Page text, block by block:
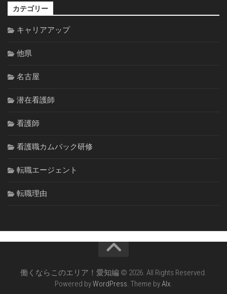
カテゴリー
キャリアアップ
他県
名古屋
潜在看護師
看護師
看護職カムバック研修
転職エージェント
転職理由
働くならこのエリア！愛知編 © 2026. All Rights Reserved.
Powered byWordPress. Theme byAlx.